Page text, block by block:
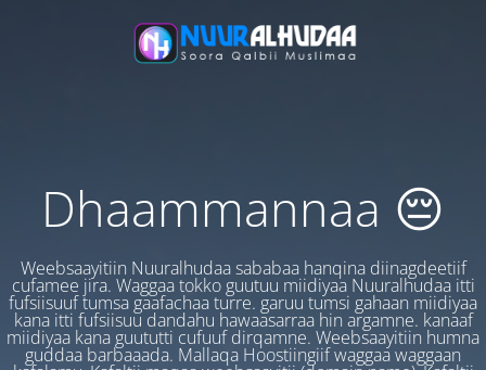
Dhaammannaa 😔
Weebsaayitiin Nuuralhudaa sababaa hanqina diinagdeetiif
cufamee jira. Waggaa tokko guutuu miidiyaa Nuuralhudaa itti
fufsiisuuf tumsa gaafachaa turre. garuu tumsi gahaan miidiyaa
kana itti fufsiisuu dandahu hawaasarraa hin argamne. kanaaf
miidiyaa kana guututti cufuuf dirqamne. Weebsaayitiin humna
guddaa barbaaada. Mallaqa Hoostiingiif waggaa waggaan